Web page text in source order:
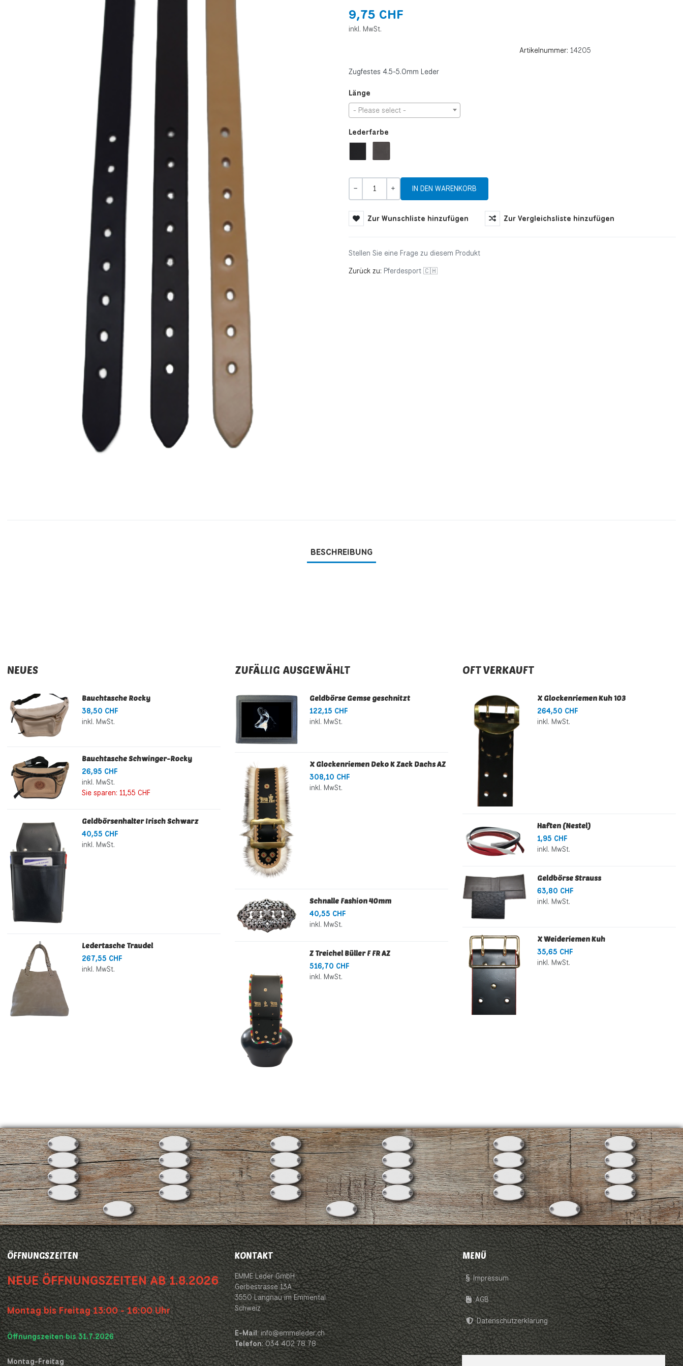
9,75 CHF
inkl. MwSt.
Artikelnummer: 14205
Zugfestes 4.5-5.0mm Leder
Länge
- Please select -
Lederfarbe
Zur Wunschliste hinzufügen Zur Vergleichsliste hinzufügen
Stellen Sie eine Frage zu diesem Produkt
Zurück zu: Pferdesport 🇨🇭
BESCHREIBUNG
NEUES
Bauchtasche Rocky
38,50 CHF
inkl. MwSt.
Bauchtasche Schwinger-Rocky
26,95 CHF
inkl. MwSt.
Sie sparen: 11,55 CHF
Geldbörsenhalter Irisch Schwarz
40,55 CHF
inkl. MwSt.
Ledertasche Traudel
267,55 CHF
inkl. MwSt.
ZUFÄLLIG AUSGEWÄHLT
Geldbörse Gemse geschnitzt
122,15 CHF
inkl. MwSt.
X Glockenriemen Deko K Zack Dachs AZ
308,10 CHF
inkl. MwSt.
Schnalle Fashion 40mm
40,55 CHF
inkl. MwSt.
Z Treichel Büller F FR AZ
516,70 CHF
inkl. MwSt.
OFT VERKAUFT
X Glockenriemen Kuh 103
264,50 CHF
inkl. MwSt.
Haften (Nestel)
1,95 CHF
inkl. MwSt.
Geldbörse Strauss
63,80 CHF
inkl. MwSt.
X Weideriemen Kuh
35,65 CHF
inkl. MwSt.
ÖFFNUNGSZEITEN
NEUE ÖFFNUNGSZEITEN AB 1.8.2026
Montag bis Freitag 13:00 - 16:00 Uhr
Öffnungszeiten bis 31.7.2026
Montag-Freitag
KONTAKT
EMME Leder GmbH
Gerbestrasse 13A
3550 Langnau im Emmental
Schweiz
E-Mail: info@emmeleder.ch
Telefon: 034 402 78 78
MENÜ
Impressum
AGB
Datenschutzerklärung